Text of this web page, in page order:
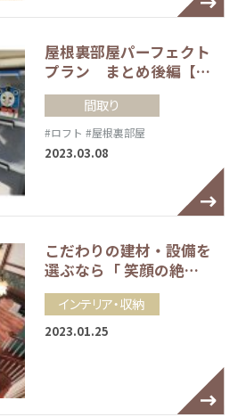
屋根裏部屋パーフェクト
プラン まとめ後編【…
間取り
#ロフト #屋根裏部屋
2023.03.08
こだわりの建材・設備を
選ぶなら「 笑顔の絶…
インテリア・収納
2023.01.25